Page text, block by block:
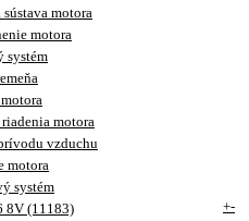
motora
motora
systém
motora
vzduchu
motora
systém
8V (11183)
+-